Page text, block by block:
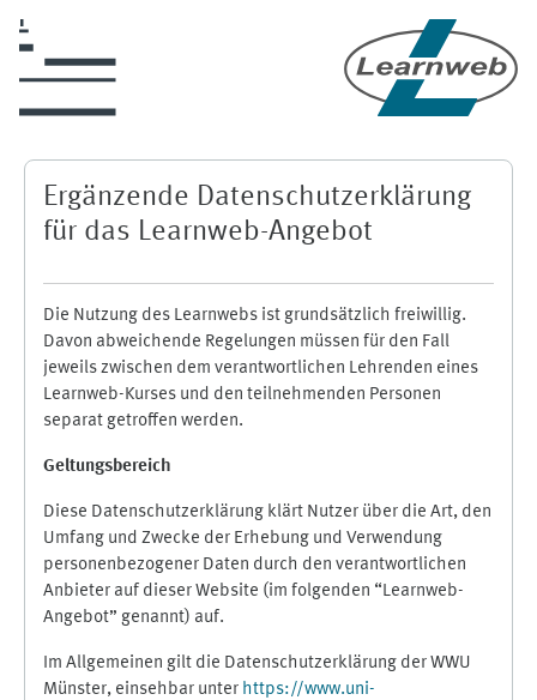
Ergänzende Datenschutzerklärung
für das Learnweb-Angebot
Die Nutzung des Learnwebs ist grundsätzlich freiwillig.
Davon abweichende Regelungen müssen für den Fall
jeweils zwischen dem verantwortlichen Lehrenden eines
Learnweb-Kurses und den teilnehmenden Personen
separat getroffen werden.
Geltungsbereich
Diese Datenschutzerklärung klärt Nutzer über die Art, den
Umfang und Zwecke der Erhebung und Verwendung
personenbezogener Daten durch den verantwortlichen
Anbieter auf dieser Website (im folgenden “Learnweb-
Angebot” genannt) auf.
Im Allgemeinen gilt die Datenschutzerklärung der WWU
Münster, einsehbar unter https://www.uni-